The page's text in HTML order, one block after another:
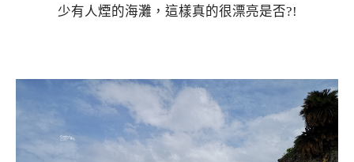
少有人煙的海灘，這樣真的很漂亮是否?!